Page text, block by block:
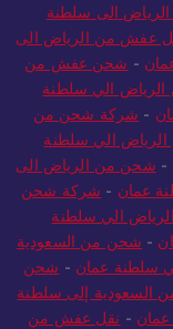
الى سلطنة
عفش من الرياض الى
- شحن عفش من
الي سلطنة
- شركة شحن من
الي سلطنة
- شحن من الرياض الى
عمان - شركة شحن
الي سلطنة
- شحن من السعودية
سلطنة عمان - شحن
إلى سلطنة
- نقل عفش من